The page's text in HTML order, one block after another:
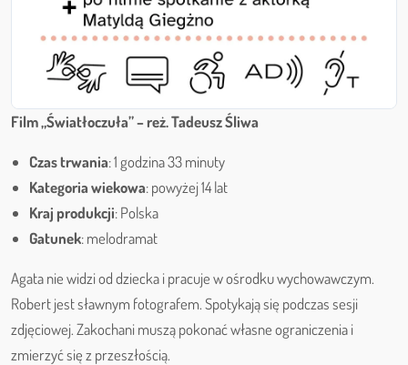
Film „Światłoczuła” – reż. Tadeusz Śliwa
Czas trwania: 1 godzina 33 minuty
Kategoria wiekowa: powyżej 14 lat
Kraj produkcji: Polska
Gatunek: melodramat
Agata nie widzi od dziecka i pracuje w ośrodku wychowawczym.
Robert jest sławnym fotografem. Spotykają się podczas sesji
zdjęciowej. Zakochani muszą pokonać własne ograniczenia i
zmierzyć się z przeszłością.